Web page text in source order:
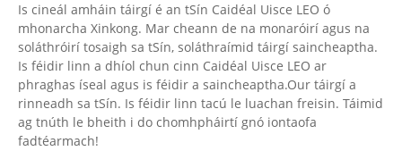
Is cineál amháin táirgí é an tSín Caidéal Uisce LEO ó
mhonarcha Xinkong. Mar cheann de na monaróirí agus na
soláthróirí tosaigh sa tSín, soláthraímid táirgí saincheaptha.
Is féidir linn a dhíol chun cinn Caidéal Uisce LEO ar
phraghas íseal agus is féidir a saincheaptha.Our táirgí a
rinneadh sa tSín. Is féidir linn tacú le luachan freisin. Táimid
ag tnúth le bheith i do chomhpháirtí gnó iontaofa
fadtéarmach!